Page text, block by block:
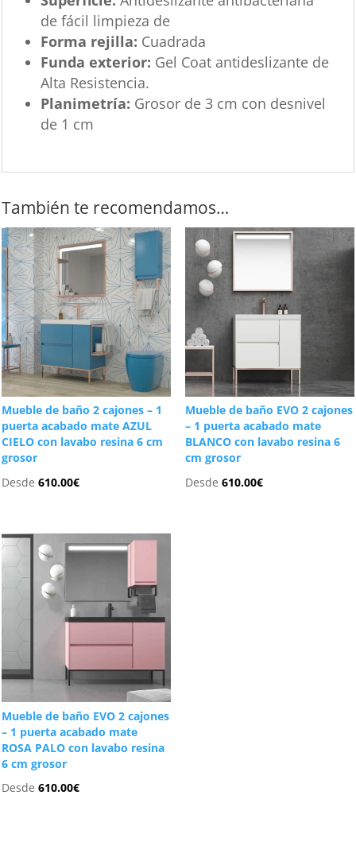
de fácil limpieza de
Forma rejilla: Cuadrada
Funda exterior: Gel Coat antideslizante de
Alta Resistencia.
Planimetría: Grosor de 3 cm con desnivel
de 1 cm
También te recomendamos…
Mueble de baño 2 cajones – 1
puerta acabado mate AZUL
CIELO con lavabo resina 6 cm
grosor
Desde610.00€
Mueble de baño EVO 2 cajones
– 1 puerta acabado mate
BLANCO con lavabo resina 6
cm grosor
Desde 610.00€
Mueble de baño EVO 2 cajones
– 1 puerta acabado mate
ROSA PALO con lavabo resina
6 cm grosor
Desde610.00€